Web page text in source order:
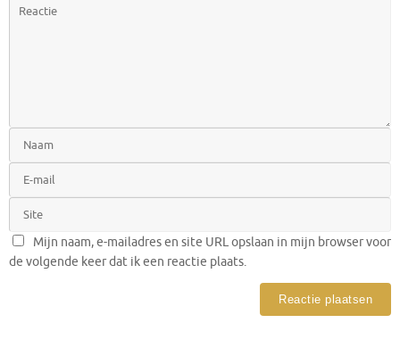
Mijn naam, e-mailadres en site URL opslaan in mijn browser voor
de volgende keer dat ik een reactie plaats.